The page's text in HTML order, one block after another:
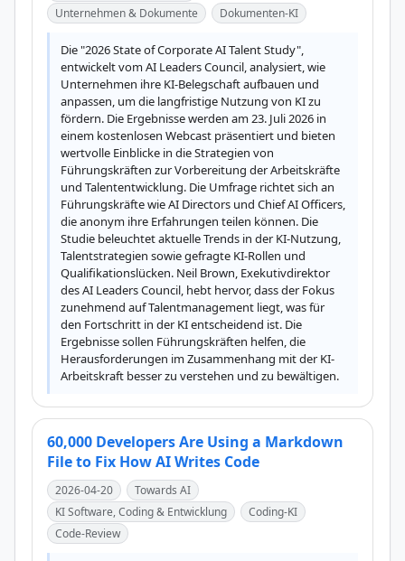
Unternehmen & Dokumente
Dokumenten-KI
Die "2026 State of Corporate AI Talent Study",
entwickelt vom AI Leaders Council, analysiert, wie
Unternehmen ihre KI-Belegschaft aufbauen und
anpassen, um die langfristige Nutzung von KI zu
fördern. Die Ergebnisse werden am 23. Juli 2026 in
einem kostenlosen Webcast präsentiert und bieten
wertvolle Einblicke in die Strategien von
Führungskräften zur Vorbereitung der Arbeitskräfte
und Talententwicklung. Die Umfrage richtet sich an
Führungskräfte wie AI Directors und Chief AI Officers,
die anonym ihre Erfahrungen teilen können. Die
Studie beleuchtet aktuelle Trends in der KI-Nutzung,
Talentstrategien sowie gefragte KI-Rollen und
Qualifikationslücken. Neil Brown, Exekutivdirektor
des AI Leaders Council, hebt hervor, dass der Fokus
zunehmend auf Talentmanagement liegt, was für
den Fortschritt in der KI entscheidend ist. Die
Ergebnisse sollen Führungskräften helfen, die
Herausforderungen im Zusammenhang mit der KI-
Arbeitskraft besser zu verstehen und zu bewältigen.
60,000 Developers Are Using a Markdown
File to Fix How AI Writes Code
2026-04-20
Towards AI
KI Software, Coding & Entwicklung
Coding-KI
Code-Review